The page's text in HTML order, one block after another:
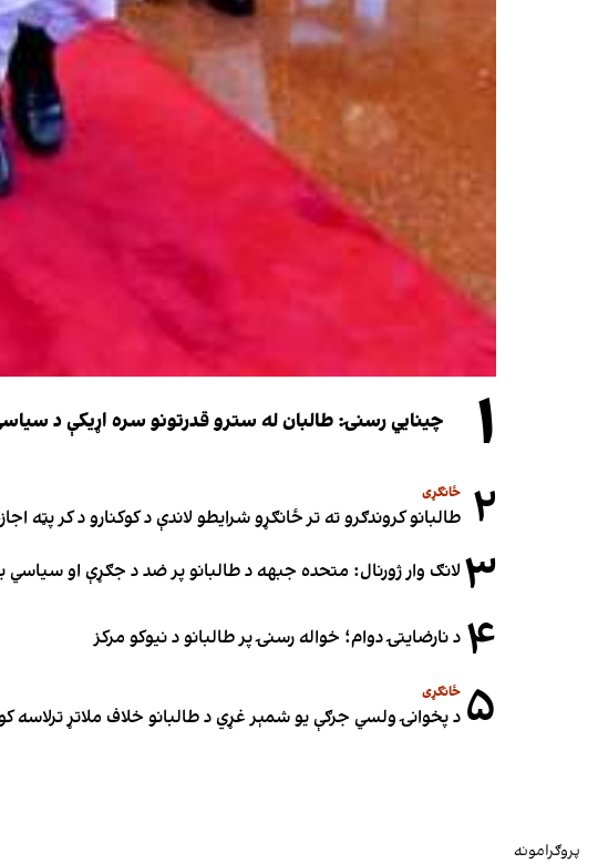
۱ چینایي رسنۍ: طالبان له سترو قدرتونو سره اړیکې د سیاسي
۲ ځانګړی
طالبانو کروندګرو ته تر ځانګړو شرایطو لاندې د کوکنارو د کر پټه
۳ لانګ وار ژورنال: متحده جبهه د طالبانو پر ضد د جګړې او سیاسي
۴ د نارضایتۍ دوام؛ خواله رسنۍ پر طالبانو د نیوکو مرکز
۵ ځانګړی
د پخوانۍ ولسي جرګې یو شمېر غړي د طالبانو خلاف ملاتړ ترلاسه
پروګرامونه